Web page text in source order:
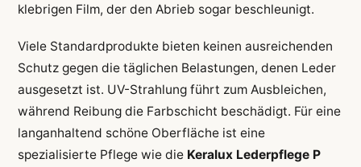
klebrigen Film, der den Abrieb sogar beschleunigt.
Viele Standardprodukte bieten keinen ausreichenden
Schutz gegen die täglichen Belastungen, denen Leder
ausgesetzt ist. UV-Strahlung führt zum Ausbleichen,
während Reibung die Farbschicht beschädigt. Für eine
langanhaltend schöne Oberfläche ist eine
spezialisierte Pflege wie die Keralux Lederpflege P